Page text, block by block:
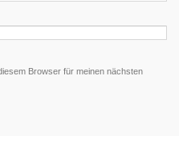
Browser für meinen nächsten